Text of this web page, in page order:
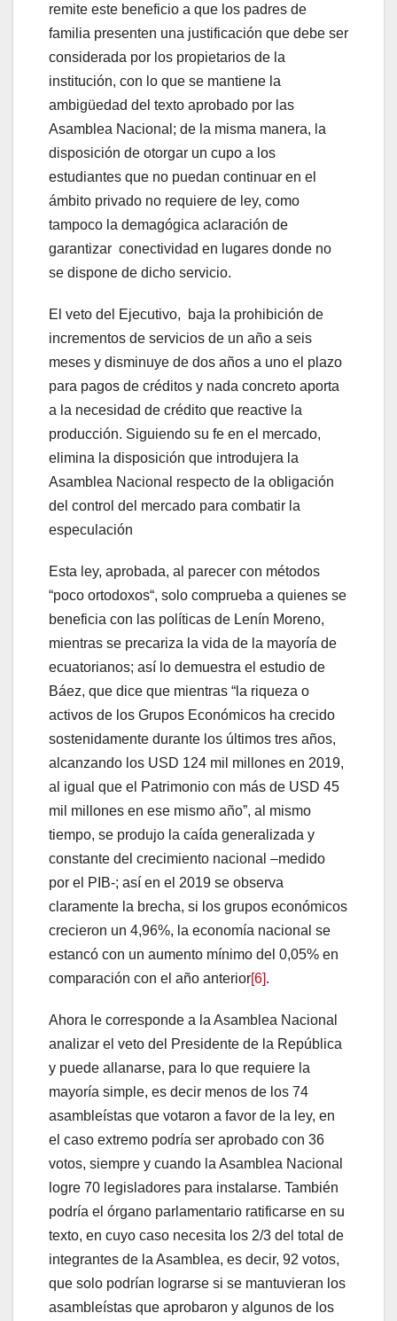
remite este beneficio a que los padres de
familia presenten una justificación que debe ser
considerada por los propietarios de la
institución, con lo que se mantiene la
ambigüedad del texto aprobado por las
Asamblea Nacional; de la misma manera, la
disposición de otorgar un cupo a los
estudiantes que no puedan continuar en el
ámbito privado no requiere de ley, como
tampoco la demagógica aclaración de
garantizar conectividad en lugares donde no
se dispone de dicho servicio.
El veto del Ejecutivo, baja la prohibición de
incrementos de servicios de un año a seis
meses y disminuye de dos años a uno el plazo
para pagos de créditos y nada concreto aporta
a la necesidad de crédito que reactive la
producción. Siguiendo su fe en el mercado,
elimina la disposición que introdujera la
Asamblea Nacional respecto de la obligación
del control del mercado para combatir la
especulación
Esta ley, aprobada, al parecer con métodos
“poco ortodoxos“, solo comprueba a quienes se
beneficia con las políticas de Lenín Moreno,
mientras se precariza la vida de la mayoría de
ecuatorianos; así lo demuestra el estudio de
Báez, que dice que mientras “la riqueza o
activos de los Grupos Económicos ha crecido
sostenidamente durante los últimos tres años,
alcanzando los USD 124 mil millones en 2019,
al igual que el Patrimonio con más de USD 45
mil millones en ese mismo año”, al mismo
tiempo, se produjo la caída generalizada y
constante del crecimiento nacional –medido
por el PIB-; así en el 2019 se observa
claramente la brecha, si los grupos económicos
crecieron un 4,96%, la economía nacional se
estancó con un aumento mínimo del 0,05% en
comparación con el año anterior[6].
Ahora le corresponde a la Asamblea Nacional
analizar el veto del Presidente de la República
y puede allanarse, para lo que requiere la
mayoría simple, es decir menos de los 74
asambleístas que votaron a favor de la ley, en
el caso extremo podría ser aprobado con 36
votos, siempre y cuando la Asamblea Nacional
logre 70 legisladores para instalarse. También
podría el órgano parlamentario ratificarse en su
texto, en cuyo caso necesita los 2/3 del total de
integrantes de la Asamblea, es decir, 92 votos,
que solo podrían lograrse si se mantuvieran los
asambleístas que aprobaron y algunos de los